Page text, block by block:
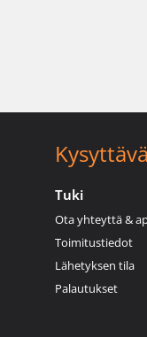
Tuki
Ota yhteyttä &
Toimitustiedot
Lähetyksen tila
Palautukset